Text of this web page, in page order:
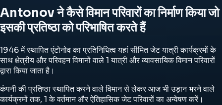
Antonov ने कैसे विमान परिवारों का निर्माण किया जो
इसकी प्रतिष्ठा को परिभाषित करते हैं
1946 में स्थापित एंटोनोव का प्रतिनिधित्व यहां सीमित जेट यात्री कार्यक्रमों के
साथ क्षेत्रीय और परिवहन विमानों वाले 1 यात्री और व्यावसायिक विमान परिवारों
द्वारा किया जाता है।
कंपनी की प्रतिष्ठा स्थापित करने वाले विमान से लेकर आज भी उड़ान भरने वाले
कार्यक्रमों तक, 1 के वर्तमान और ऐतिहासिक जेट परिवारों का अन्वेषण करें।